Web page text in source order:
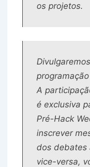
os projetos.
A
é exclusiva
Pré-Hack
inscrever
dos debates
vice-versa,